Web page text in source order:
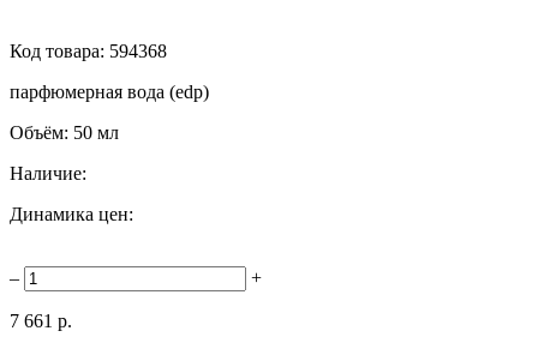
Код товара: 594368
парфюмерная вода (edp)
Объём: 50 мл
Наличие:
Динамика цен:
– +
7 661 р.